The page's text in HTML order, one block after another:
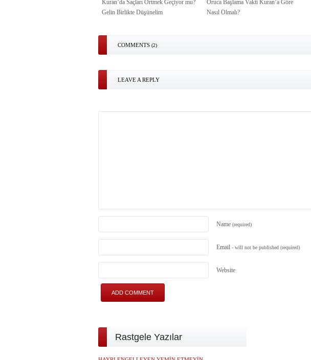
Kuran’da Saçları Örtmek Geçiyor mu?
Gelin Birlikte Düşünelim
Oruca Başlama Vakti Kuran’a Göre
Nasıl Olmalı?
COMMENTS (2)
LEAVE A REPLY
Name (required)
Email - will not be published (required)
Website
Rastgele Yazılar